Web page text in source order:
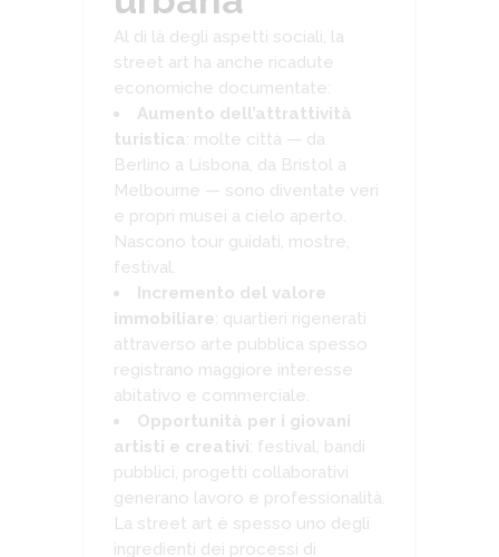
Al di là degli aspetti sociali, la
street art ha anche ricadute
economiche documentate:
Aumento dell’attrattività
turistica: molte città — da
Berlino a Lisbona, da Bristol a
Melbourne — sono diventate veri
e propri musei a cielo aperto.
Nascono tour guidati, mostre,
festival.
Incremento del valore
immobiliare: quartieri rigenerati
attraverso arte pubblica spesso
registrano maggiore interesse
abitativo e commerciale.
Opportunità per i giovani
artisti e creativi: festival, bandi
pubblici, progetti collaborativi
generano lavoro e professionalità.
La street art è spesso uno degli
ingredienti dei processi di